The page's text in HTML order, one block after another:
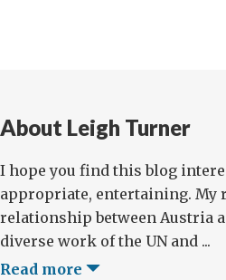
About Leigh Turner
I hope you find this blog
appropriate, entertaining. My
relationship between Austria
diverse work of the UN and ...
Read more